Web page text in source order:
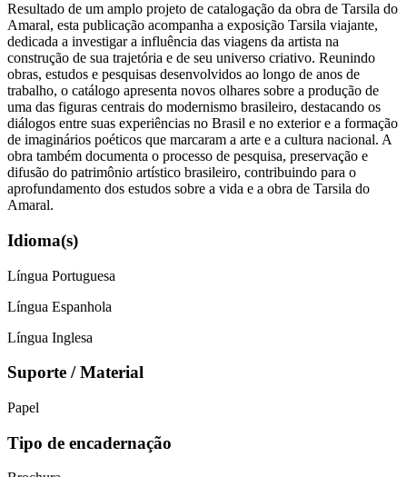
Resultado de um amplo projeto de catalogação da obra de Tarsila do
Amaral, esta publicação acompanha a exposição Tarsila viajante,
dedicada a investigar a influência das viagens da artista na
construção de sua trajetória e de seu universo criativo. Reunindo
obras, estudos e pesquisas desenvolvidos ao longo de anos de
trabalho, o catálogo apresenta novos olhares sobre a produção de
uma das figuras centrais do modernismo brasileiro, destacando os
diálogos entre suas experiências no Brasil e no exterior e a formação
de imaginários poéticos que marcaram a arte e a cultura nacional. A
obra também documenta o processo de pesquisa, preservação e
difusão do patrimônio artístico brasileiro, contribuindo para o
aprofundamento dos estudos sobre a vida e a obra de Tarsila do
Amaral.
Idioma(s)
Língua Portuguesa
Língua Espanhola
Língua Inglesa
Suporte / Material
Papel
Tipo de encadernação